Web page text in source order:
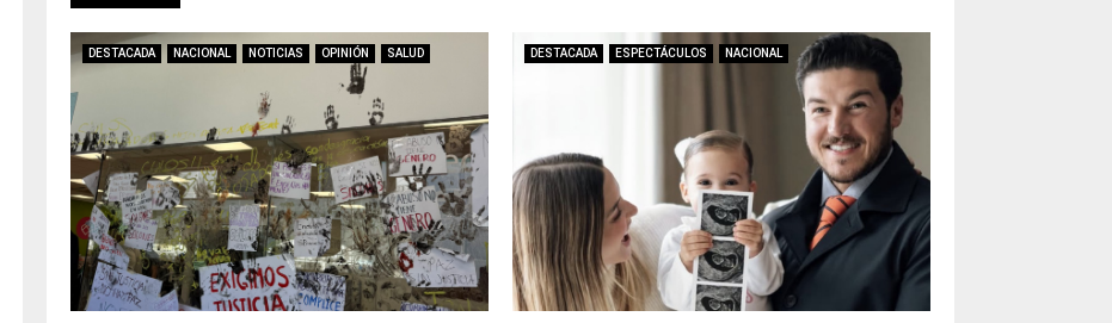
DESTACADA NACIONAL NOTICIAS OPINIÓN SALUD DESTACADA ESPECTÁCULOS NACIONAL